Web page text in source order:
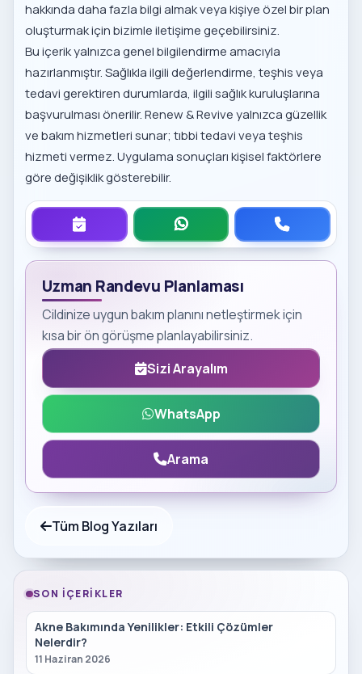
hakkında daha fazla bilgi almak veya kişiye özel bir plan
oluşturmak için bizimle iletişime geçebilirsiniz.
Bu içerik yalnızca genel bilgilendirme amacıyla
hazırlanmıştır. Sağlıkla ilgili değerlendirme, teşhis veya
tedavi gerektiren durumlarda, ilgili sağlık kuruluşlarına
başvurulması önerilir. Renew & Revive yalnızca güzellik
ve bakım hizmetleri sunar; tıbbi tedavi veya teşhis
hizmeti vermez. Uygulama sonuçları kişisel faktörlere
göre değişiklik gösterebilir.
Uzman Randevu Planlaması
Cildinize uygun bakım planını netleştirmek için
kısa bir ön görüşme planlayabilirsiniz.
Sizi Arayalım
WhatsApp
Arama
Tüm Blog Yazıları
SON İÇERIKLER
Akne Bakımında Yenilikler: Etkili Çözümler
Nelerdir?
11 Haziran 2026